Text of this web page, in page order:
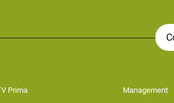
Prima Management